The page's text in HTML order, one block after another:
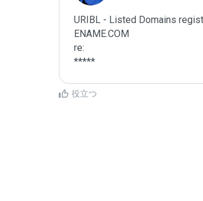
URIBL - Listed Domains
ENAME.COM
re:
*****
役立つ